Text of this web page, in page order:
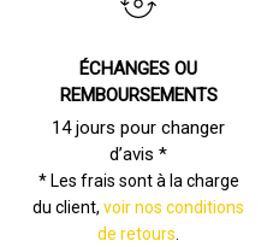
ÉCHANGES OU
REMBOURSEMENTS
14 jours pour changer
d’avis *
* Les frais sont à la charge
du client,voir nos conditions
de retours